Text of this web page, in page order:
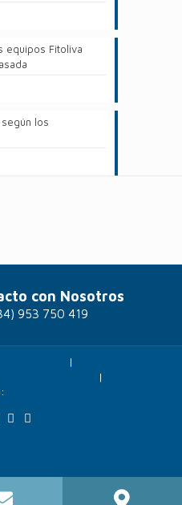
equipos Fitoliva
los
con Nosotros
953 750 419
|
|